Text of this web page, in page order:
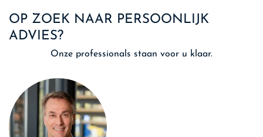
OP ZOEK NAAR PERSOONLIJK
ADVIES?
Onze professionals staan voor u klaar.